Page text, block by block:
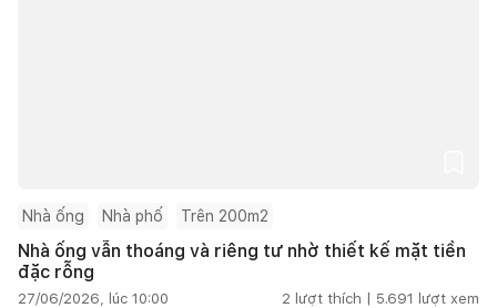
Nhà ống Nhà phố Trên 200m2
Nhà ống vẫn thoáng và riêng tư nhờ thiết kế mặt tiền
đặc rỗng
27/06/2026, lúc 10:00 2 lượt thích | 5.691 lượt xem